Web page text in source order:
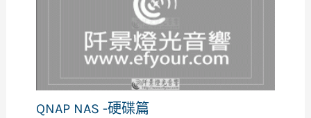
QNAP NAS -硬碟篇